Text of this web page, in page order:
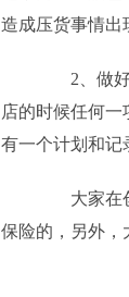
造成压货事情出
2、做好
店的时候任何
有一个计划和记
大家在创
保险的，另外，